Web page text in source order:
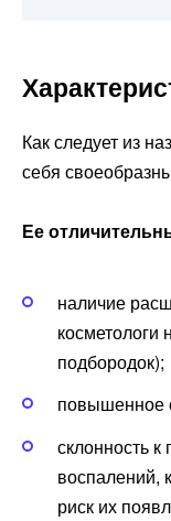
Как следует из
себя
Ее
наличие
косметологи
подбородок);
повышенное
склонность
воспалений,
риск их